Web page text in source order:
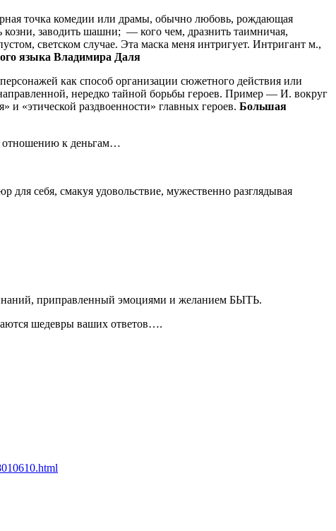
точка комедии или драмы, обычно любовь, рождающая
козни, заводить шашни; — кого чем, дразнить таимничая,
светском случае. Эта маска меня интригует. Интригант м.,
языка Владимира Даля
как способ организации сюжетного действия или
нередко тайной борьбы героев. Пример — И. вокруг
«этической раздвоенности» главных героев. Большая
отношению к деньгам…
себя, смакуя удовольствие, мужественно разглядывая
приправленный эмоциями и желанием БЫТЬ.
шедевры ваших ответов….